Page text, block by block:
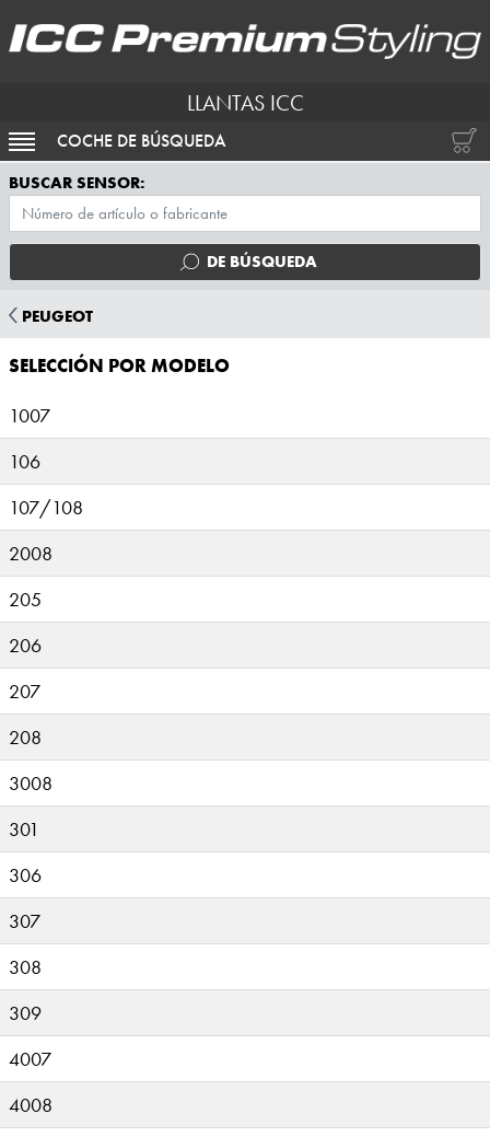
LLANTAS ICC
ACTIVAR NAVEGACIÓN
COCHE DE BÚSQUEDA
BUSCAR SENSOR:
DE BÚSQUEDA
PEUGEOT
SELECCIÓN POR MODELO
1007
106
107/108
2008
205
206
207
208
3008
301
306
307
308
309
4007
4008